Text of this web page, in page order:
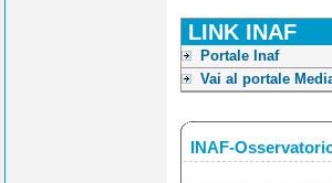
LINK INAF
Portale Inaf
Vai al portale
INAF-